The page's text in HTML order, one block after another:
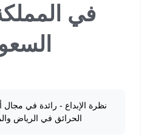
في
نظرة الإبداع - رائدة في مجال
الحرائق في الرياض